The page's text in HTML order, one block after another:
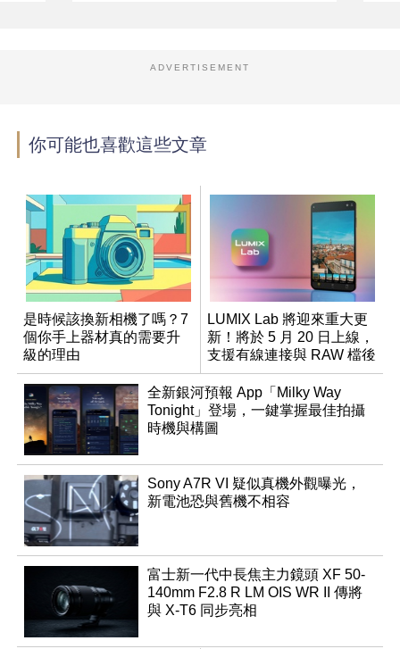
ADVERTISEMENT
你可能也喜歡這些文章
是時候該換新相機了嗎？7
個你手上器材真的需要升
級的理由
LUMIX Lab 將迎來重大更
新！將於 5 月 20 日上線，
支援有線連接與 RAW 檔後
製
全新銀河預報 App「Milky Way
Tonight」登場，一鍵掌握最佳拍攝
時機與構圖
Sony A7R VI 疑似真機外觀曝光，
新電池恐與舊機不相容
富士新一代中長焦主力鏡頭 XF 50-
140mm F2.8 R LM OIS WR II 傳將
與 X-T6 同步亮相